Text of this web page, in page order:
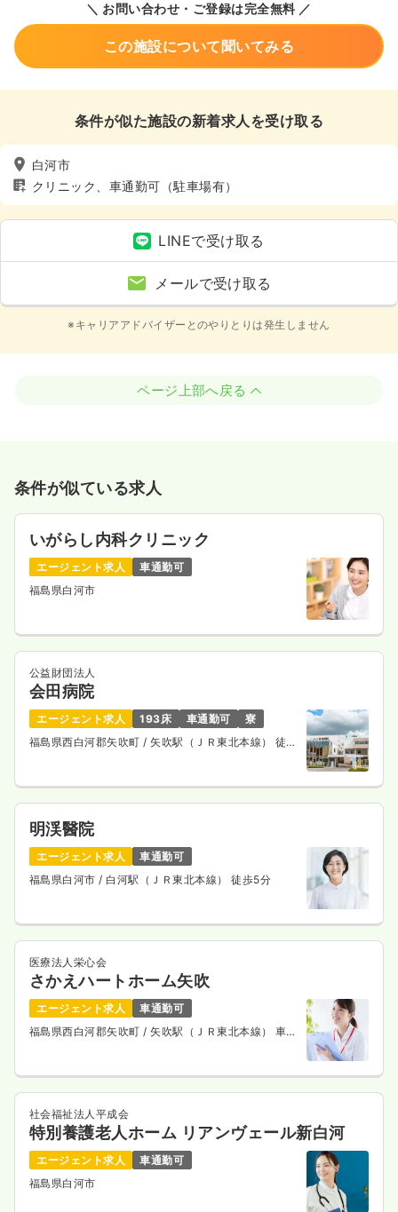
＼ お問い合わせ・ご登録は完全無料 ／
この施設について聞いてみる
条件が似た施設の新着求人を受け取る
白河市
クリニック、車通勤可（駐車場有）
LINEで受け取る
メールで受け取る
※キャリアアドバイザーとのやりとりは発生しません
ページ上部へ戻る
条件が似ている求人
いがらし内科クリニック
エージェント求人
車通勤可
福島県白河市
公益財団法人
会田病院
エージェント求人 193床 車通勤可
寮
福島県西白河郡矢吹町 / 矢吹駅（ＪＲ東北本線） 徒歩
明渓醫院
エージェント求人
車通勤可
福島県白河市 / 白河駅（ＪＲ東北本線） 徒歩5分
医療法人栄心会
さかえハートホーム矢吹
エージェント求人
車通勤可
福島県西白河郡矢吹町 / 矢吹駅（ＪＲ東北本線） 車5
社会福祉法人平成会
特別養護老人ホーム リアンヴェール新白河
エージェント求人
車通勤可
福島県白河市